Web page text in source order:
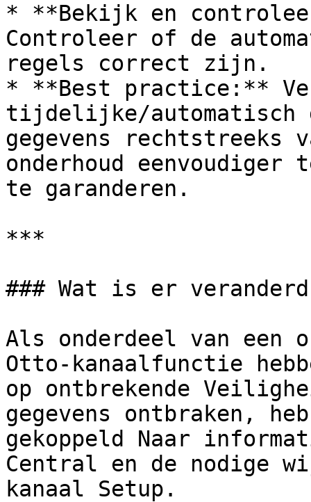
* **Bekijk en
Controleer of de
regels correct zijn.
* **Best practice:**
tijdelijke/automatisch
gegevens rechtstreeks
onderhoud eenvoudiger
te garanderen.
***
### Wat is er veranderd
Als onderdeel van een
Otto-kanaalfunctie
op ontbrekende
gegevens ontbraken,
gekoppeld Naar
Central en de nodige
kanaal Setup.